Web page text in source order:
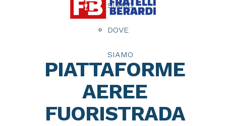
SIAMO
DOVE
SIAMO
PIATTAFORME
AEREE
FUORISTRADA